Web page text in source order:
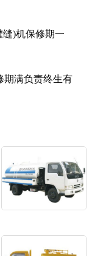
)机保修期一
期满负责终生有